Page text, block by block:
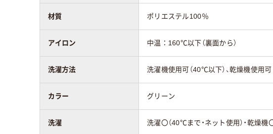
材質 ポリエステル100％
アイロン 中温：160℃以下（裏面から）
洗濯方法 洗濯機使用可（40℃以下）、乾燥機使用可
カラー グリーン
洗濯 洗濯〇（40℃まで・ネット使用）・乾燥機